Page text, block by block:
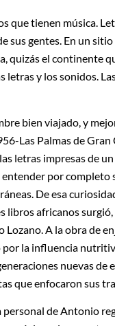
que tienen música.
sus gentes. En un
quizás el continente
y los sonidos.
bien viajado, y
Las Palmas de
letras impresas de
entender por completo
De esa
libros africanos
Lozano. A la obra de
la influencia
nuevas
que enfocaron sus
personal de Antonio